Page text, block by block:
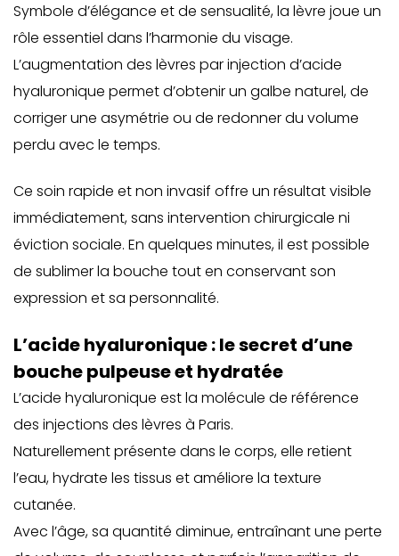
Symbole d’élégance et de sensualité, la lèvre joue un
rôle essentiel dans l’harmonie du visage.
L’augmentation des lèvres par injection d’acide
hyaluronique permet d’obtenir un galbe naturel, de
corriger une asymétrie ou de redonner du volume
perdu avec le temps.
Ce soin rapide et non invasif offre un résultat visible
immédiatement, sans intervention chirurgicale ni
éviction sociale. En quelques minutes, il est possible
de sublimer la bouche tout en conservant son
expression et sa personnalité.
L’acide hyaluronique : le secret d’une
bouche pulpeuse et hydratée
L’acide hyaluronique est la molécule de référence
des injections des lèvres à Paris.
Naturellement présente dans le corps, elle retient
l’eau, hydrate les tissus et améliore la texture
cutanée.
Avec l’âge, sa quantité diminue, entraînant une perte